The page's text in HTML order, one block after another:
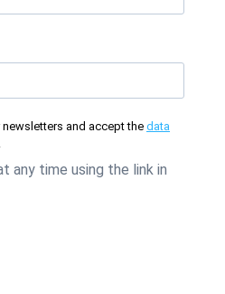
newsletters and accept the data
any time using the link in